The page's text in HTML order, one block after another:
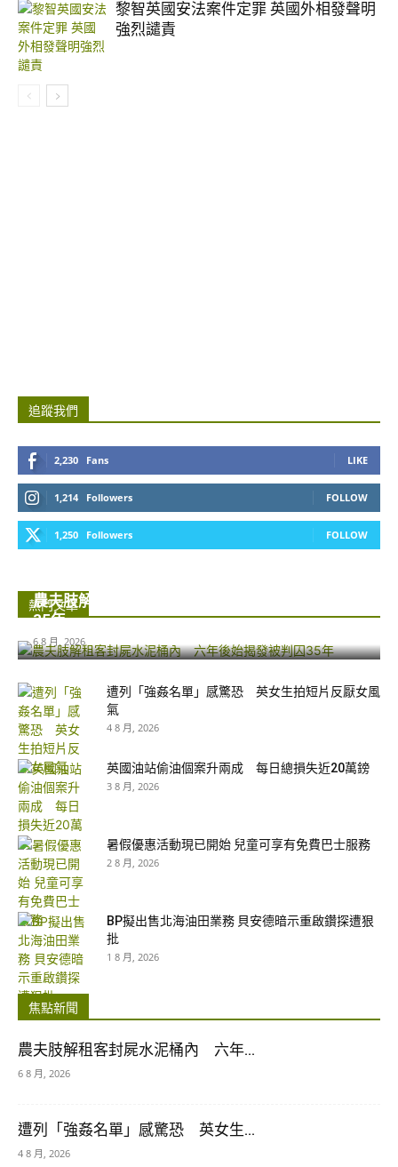
黎智英國安法案件定罪 英國外相發聲明
強烈譴責
追蹤我們
2,230 Fans LIKE
1,214 Followers FOLLOW
1,250 Followers FOLLOW
熱門文章
農夫肢解租客封屍水泥桶內 六年後始揭發被判囚
35年...
6 8 月, 2026
遭列「強姦名單」感驚恐 英女生拍短片反厭女風
氣
4 8 月, 2026
英國油站偷油個案升兩成 每日總損失近20萬鎊
3 8 月, 2026
暑假優惠活動現已開始 兒童可享有免費巴士服務
2 8 月, 2026
BP擬出售北海油田業務 貝安德暗示重啟鑽探遭狠
批
1 8 月, 2026
焦點新聞
農夫肢解租客封屍水泥桶內 六年...
6 8 月, 2026
遭列「強姦名單」感驚恐 英女生...
4 8 月, 2026